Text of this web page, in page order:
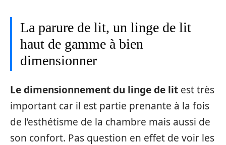
La parure de lit, un linge de lit
haut de gamme à bien
dimensionner
Le dimensionnement du linge de lit est très
important car il est partie prenante à la fois
de l’esthétisme de la chambre mais aussi de
son confort. Pas question en effet de voir les